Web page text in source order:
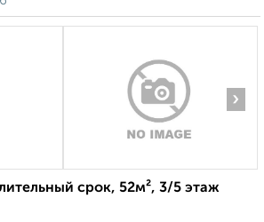
›
срок, 52м², 3/5 этаж